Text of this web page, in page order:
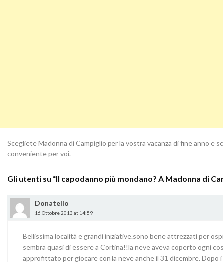
Scegliete Madonna di Campiglio per la vostra vacanza di fine anno e
conveniente per voi.
Gli utenti su “Il capodanno più mondano? A Madonna di
Donatello
16 Ottobre 2013 at 14:59
Bellissima località e grandi iniziative.sono bene attrezzati per
sembra quasi di essere a Cortina!!la neve aveva coperto ogni
approfittato per giocare con la neve anche il 31 dicembre. Dopo